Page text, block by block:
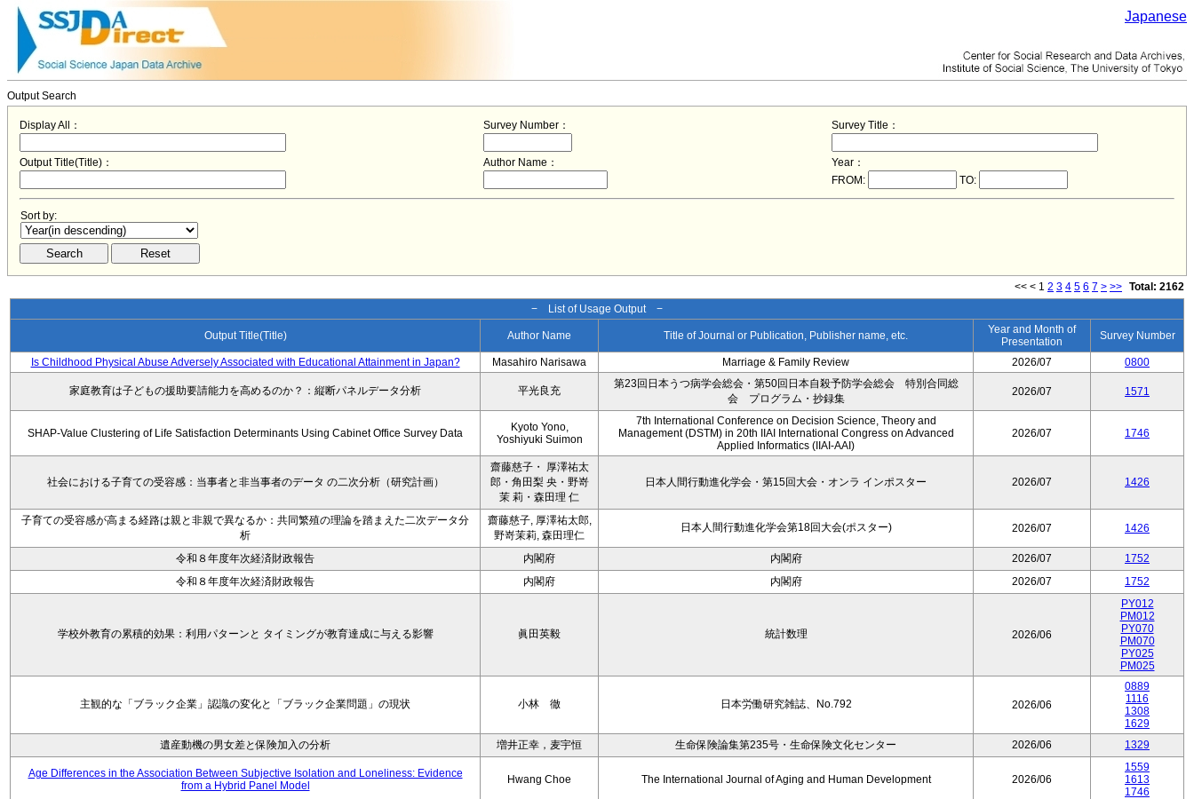
Japanese
Output Search
Display All： Survey Number： Survey Title：
Output Title(Title)： Author Name：
Year：
FROM:
TO:
Sort by:
<< < 1 2 3 4 5 6 7 > >> Total: 2162
− List of Usage Output −
Output Title(Title) Author Name Title of Journal or Publication, Publisher name, etc.
Year and Month of
Presentation
Survey Number
Is Childhood Physical Abuse Adversely Associated with Educational Attainment in Japan? Masahiro Narisawa Marriage & Family Review 2026/07 0800
家庭教育は子どもの援助要請能力を高めるのか？：縦断パネルデータ分析 平光良充
第23回日本うつ病学会総会・第50回日本自殺予防学会総会 特別合同総
会 プログラム・抄録集
2026/07 1571
SHAP-Value Clustering of Life Satisfaction Determinants Using Cabinet Office Survey Data
Kyoto Yono,
Yoshiyuki Suimon
7th International Conference on Decision Science, Theory and
Management (DSTM) in 20th IIAI International Congress on Advanced
Applied Informatics (IIAI-AAI)
2026/07 1746
社会における子育ての受容感：当事者と非当事者のデータ の二次分析（研究計画）
齋藤慈子・ 厚澤祐太
郎・角田梨 央・野嵜
茉 莉・森田理 仁
日本人間行動進化学会・第15回大会・オンラ インポスター 2026/07 1426
子育ての受容感が高まる経路は親と非親で異なるか：共同繁殖の理論を踏まえた二次データ分
析
齋藤慈子, 厚澤祐太郎,
野嵜茉莉, 森田理仁
日本人間行動進化学会第18回大会(ポスター) 2026/07 1426
令和８年度年次経済財政報告 内閣府 内閣府 2026/07
1752
令和８年度年次経済財政報告
内閣府 内閣府 2026/07 1752
学校外教育の累積的効果：利用パターンと タイミングが教育達成に与える影響 眞田英毅 統計数理 2026/06
PY012
PM012
PY070
PM070
PY025
PM025
主観的な「ブラック企業」認識の変化と「ブラック企業問題」の現状 小林 徹 日本労働研究雑誌、No.792 2026/06
0889
1116
1308
1629
遺産動機の男女差と保険加入の分析
増井正幸，麦宇恒 生命保険論集第235号・生命保険文化センター 2026/06 1329
Age Differences in the Association Between Subjective Isolation and Loneliness: Evidence
from a Hybrid Panel Model
Hwang Choe The International Journal of Aging and Human Development 2026/06
1559
1613
1746